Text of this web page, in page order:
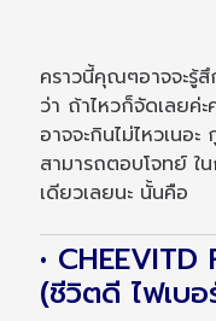
คราวนี้คุณๆอาจจะรู้
ว่า ถ้าไหวก็จัดเลย
อาจจะกินไม่ไหวเนอ
สามารถตอบโจทย์
เดียวเลยนะ นั้นคือ
• CHEEVITD
(ชีวิตดี ไฟเบ